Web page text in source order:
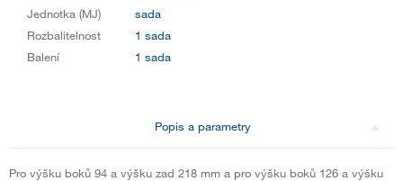
Jednotka (MJ)
sada
Rozbalitelnost
1 sada
Balení
1 sada
Popis a parametry
Pro výšku boků 94 a výšku zad 218 mm a pro výšku boků 126 a výšku